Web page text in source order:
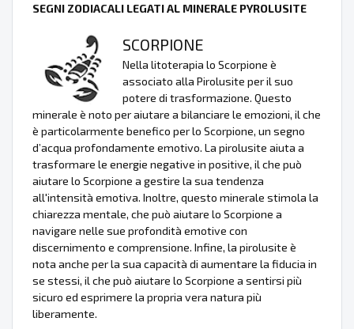
SEGNI ZODIACALI LEGATI AL MINERALE PYROLUSITE
SCORPIONE
Nella litoterapia lo Scorpione è
associato alla Pirolusite per il suo
potere di trasformazione. Questo
minerale è noto per aiutare a bilanciare le emozioni, il che
è particolarmente benefico per lo Scorpione, un segno
d’acqua profondamente emotivo. La pirolusite aiuta a
trasformare le energie negative in positive, il che può
aiutare lo Scorpione a gestire la sua tendenza
all'intensità emotiva. Inoltre, questo minerale stimola la
chiarezza mentale, che può aiutare lo Scorpione a
navigare nelle sue profondità emotive con
discernimento e comprensione. Infine, la pirolusite è
nota anche per la sua capacità di aumentare la fiducia in
se stessi, il che può aiutare lo Scorpione a sentirsi più
sicuro ed esprimere la propria vera natura più
liberamente.